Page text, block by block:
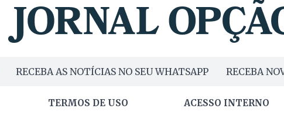
RECEBA AS NOTÍCIAS NO SEU WHATSAPP RECEBA
TERMOS DE USO ACESSO INTERNO